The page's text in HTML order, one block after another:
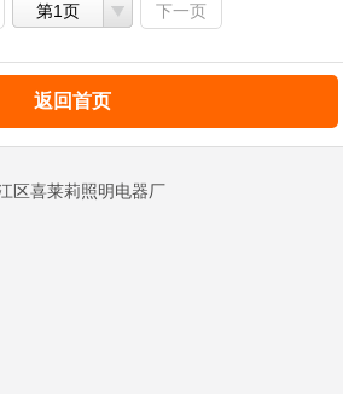
第1页 下一页
返回首页
区喜莱莉照明电器厂